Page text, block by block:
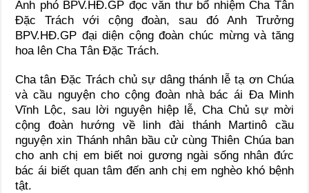
Anh phó BPV.HĐ.GP đọc văn thư bổ nhiệm Cha Tân
Đặc Trách với cộng đoàn, sau đó Anh Trưởng
BPV.HĐ.GP đại diện cộng đoàn chúc mừng và tăng
hoa lên Cha Tân Đặc Trách.
Cha tân Đặc Trách chủ sự dâng thánh lễ tạ ơn Chúa
và cầu nguyện cho cộng đoàn nhà bác ái Đa Minh
Vĩnh Lộc, sau lời nguyện hiệp lễ, Cha Chủ sự mời
cộng đoàn hướng về linh đài thánh Martinô cầu
nguyện xin Thánh nhân bầu cử cùng Thiên Chúa ban
cho anh chị em biết noi gương ngài sống nhân đức
bác ái biết quan tâm đến anh chị em nghèo khó bệnh
tật.